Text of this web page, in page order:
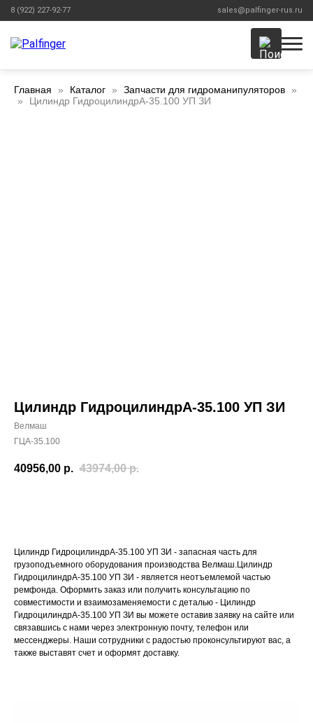
8 (922) 227-92-77 sales@palfinger-rus.ru
Главная Каталог
Запчасти для гидроманипуляторов
Цилиндр ГидроцилиндрА-35.100 УП ЗИ
Цилиндр ГидроцилиндрА-35.100 УП ЗИ
Велмаш
ГЦА-35.100
40956,00 р. 43974,00 р.
Цилиндр ГидроцилиндрА-35.100 УП ЗИ - запасная часть для
грузоподъемного оборудования производства Велмаш.Цилиндр
ГидроцилиндрА-35.100 УП ЗИ - является неотъемлемой частью
ремфонда. Оформить заказ или получить консультацию по
совместимости и взаимозаменяемости с деталью - Цилиндр
ГидроцилиндрА-35.100 УП ЗИ вы можете оставив заявку на сайте или
связавшись с нами через электронную почту, телефон или
мессенджеры. Наши сотрудники с радостью проконсультируют вас, а
также выставят счет и оформят доставку.